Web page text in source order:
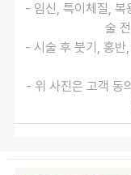
- 임신, 특이체질, 복
술
- 시술 후 붓기, 홍반
- 위 사진은 고객 동